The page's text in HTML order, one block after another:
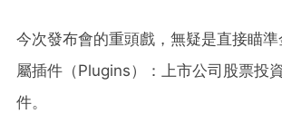
今次發布會的重頭戲，無疑是直接瞄
屬插件（Plugins）：上市公司股票投
件。